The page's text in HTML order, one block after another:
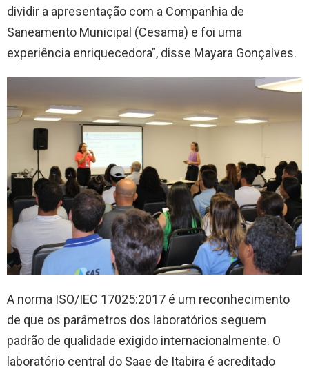
dividir a apresentação com a Companhia de
Saneamento Municipal (Cesama) e foi uma
experiência enriquecedora”, disse Mayara Gonçalves.
A norma ISO/IEC 17025:2017 é um reconhecimento
de que os parâmetros dos laboratórios seguem
padrão de qualidade exigido internacionalmente. O
laboratório central do Saae de Itabira é acreditado